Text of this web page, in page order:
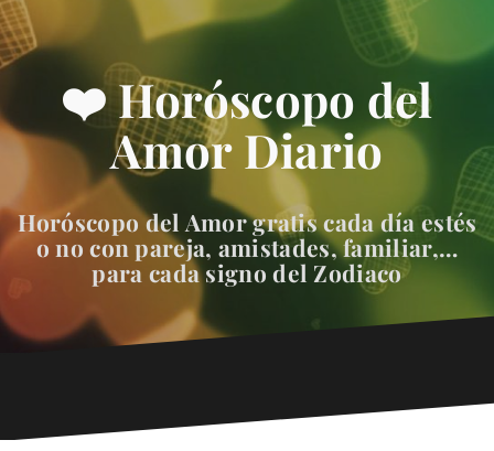
❤️ Horóscopo del
Amor Diario
Horóscopo del Amor gratis cada día estés
o no con pareja, amistades, familiar,…
para cada signo del Zodiaco